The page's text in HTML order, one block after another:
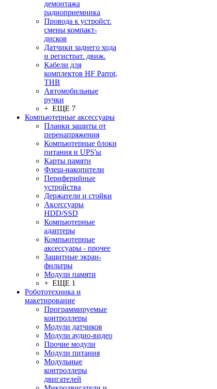
демонтажа
радиоприемника
Провода к устройст.
смены компакт-
дисков
Датчики заднего хода
и регистрат. движ.
Кабели для
комплектов HF Parrot,
THB
Автомобильные
ручки
+ ЕЩЕ 7
Компьютерные аксессуары
Планки защиты от
перенапряжения
Компьютерные блоки
питания и UPS'ы
Карты памяти
Флеш-накопители
Периферийные
устройства
Держатели и стойки
Аксессуары
HDD/SSD
Компьютерные
адаптеры
Компьютерные
аксессуары - прочее
Защитные экран-
фильтры
Модули памяти
+ ЕЩЕ 1
Робототехника и
макетирование
Программируемые
контроллеры
Модули датчиков
Модули аудио-видео
Прочие модули
Модули питания
Модульные
контроллеры
двигателей